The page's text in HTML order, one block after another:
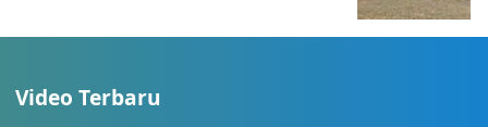
Video Terbaru